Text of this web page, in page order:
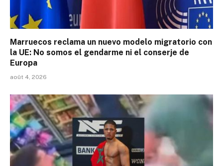
Marruecos reclama un nuevo modelo migratorio con
la UE: No somos el gendarme ni el conserje de
Europa
août 4, 2026